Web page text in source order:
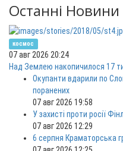
Останні Новини
космос
07 авг 2026 20:24
Над Землею накопичилося 17
Окупанти вдарили по
поранених
07 авг 2026 19:58
У захисті проти росії
07 авг 2026 12:29
6 серпня Краматорська